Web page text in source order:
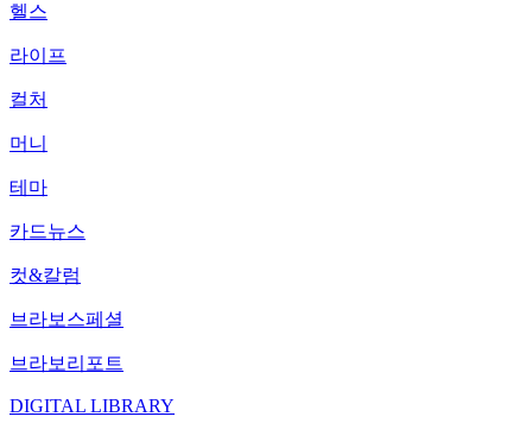
헬스
라이프
컬처
머니
테마
카드뉴스
컷&칼럼
브라보스페셜
브라보리포트
DIGITAL LIBRARY